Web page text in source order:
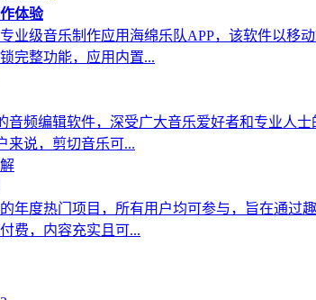
体验
业级音乐制作应用海绵乐队APP，该软件以
完整功能，应用内置...
音频编辑软件，深受广大音乐爱好者和专业人
来说，剪切音乐可...
年度热门项目，所有用户均可参与，旨在通
费，内容充实且可...